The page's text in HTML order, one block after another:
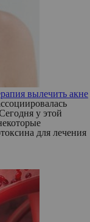
вылечить акне
у этой
для лечения